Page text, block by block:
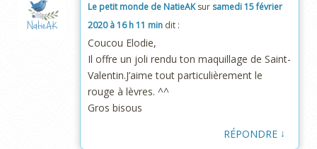
Le petit monde de NatieAKsur samedi 15 février
2020 à 16 h 11 min dit :
Coucou Elodie,
Il offre un joli rendu ton maquillage de Saint-
Valentin.J’aime tout particulièrement le
rouge à lèvres. ^^
Gros bisous
RÉPONDRE ↓